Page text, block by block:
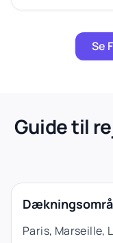
Se
Guide til
Paris, Marseille,